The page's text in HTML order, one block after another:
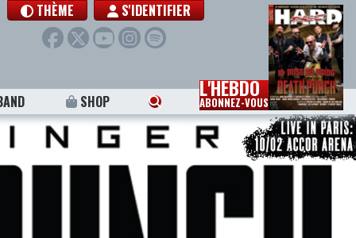
THÈME S'IDENTIFIER
SHOP L'HEBDO
ABONNEZ-VOUS